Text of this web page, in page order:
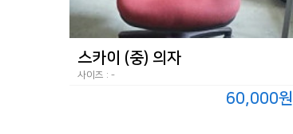
스카이 (중) 의자
사이즈 : -
60,000원